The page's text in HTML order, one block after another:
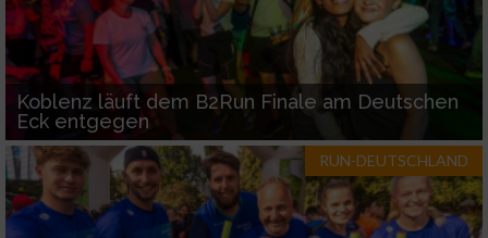
Koblenz läuft dem B2Run Finale am Deutschen
Eck entgegen
RUN-DEUTSCHLAND